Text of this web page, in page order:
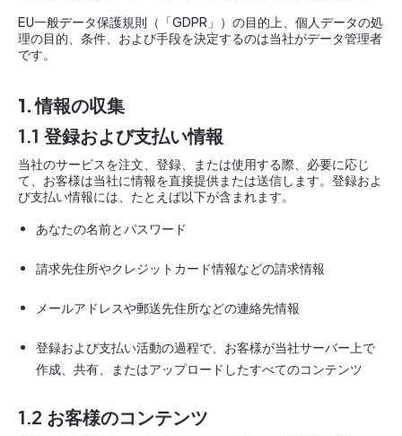
EU一般データ保護規則（「GDPR」）の目的上、個人データの処
理の目的、条件、および手段を決定するのは当社がデータ管理者
です。
1. 情報の収集
1.1 登録および支払い情報
当社のサービスを注文、登録、または使用する際、必要に応じ
て、お客様は当社に情報を直接提供または送信します。登録およ
び支払い情報には、たとえば以下が含まれます。
あなたの名前とパスワード
請求先住所やクレジットカード情報などの請求情報
メールアドレスや郵送先住所などの連絡先情報
登録および支払い活動の過程で、お客様が当社サーバー上で
作成、共有、またはアップロードしたすべてのコンテンツ
1.2 お客様のコンテンツ